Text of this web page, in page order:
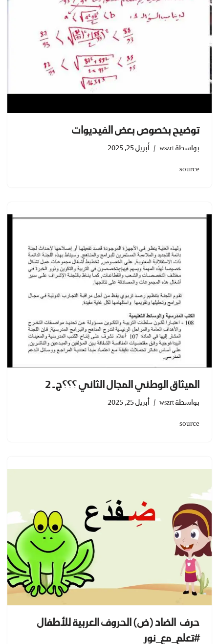
توضيح بخصوص بعض الفيديوات
بواسطة wszrt أبريل 25, 2025
source
الميثاق الوطني المجال الثاني ؟؟؟ج ـ 2
بواسطة wszrt أبريل 25, 2025
source
حرف الضاد (ض) الحروف العربية للأطفال
#تعلم_مع_نور